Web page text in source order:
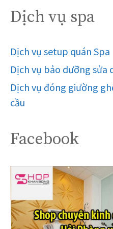
Dịch vụ spa
Dịch vụ setup quán Spa
Dịch vụ bảo dưỡng sửa
Dịch vụ đóng giường
cầu
Facebook